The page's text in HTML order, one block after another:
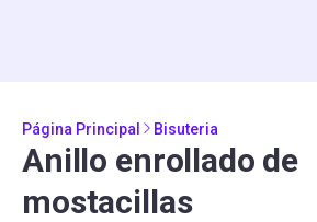
Página Principal Bisuteria
Anillo enrollado de
mostacillas